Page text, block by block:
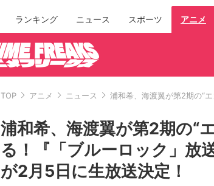
ランキング ニュース スポーツ アニメ
TOP アニメ ニュース 浦和希、海渡翼が第2期の“
浦和希、海渡翼が第2期の“
る！『「ブルーロック」放
が2月5日に生放送決定！